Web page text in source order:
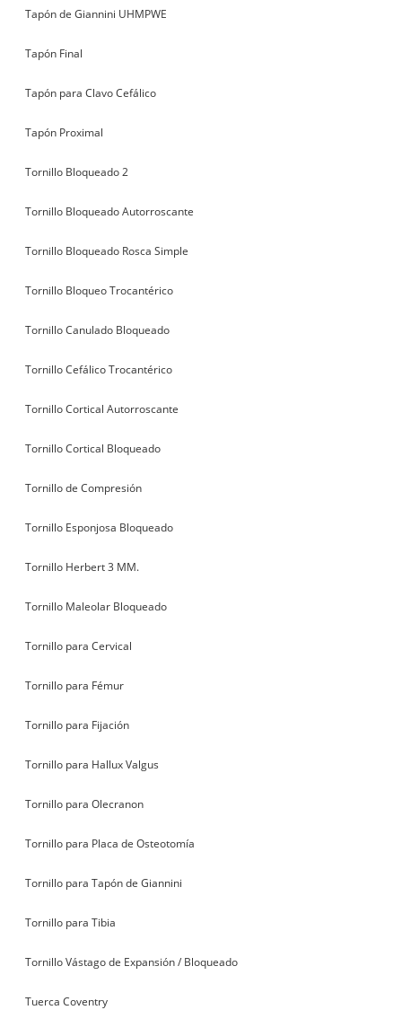
Tapón de Giannini UHMPWE
Tapón Final
Tapón para Clavo Cefálico
Tapón Proximal
Tornillo Bloqueado 2
Tornillo Bloqueado Autorroscante
Tornillo Bloqueado Rosca Simple
Tornillo Bloqueo Trocantérico
Tornillo Canulado Bloqueado
Tornillo Cefálico Trocantérico
Tornillo Cortical Autorroscante
Tornillo Cortical Bloqueado
Tornillo de Compresión
Tornillo Esponjosa Bloqueado
Tornillo Herbert 3 MM.
Tornillo Maleolar Bloqueado
Tornillo para Cervical
Tornillo para Fémur
Tornillo para Fijación
Tornillo para Hallux Valgus
Tornillo para Olecranon
Tornillo para Placa de Osteotomía
Tornillo para Tapón de Giannini
Tornillo para Tibia
Tornillo Vástago de Expansión / Bloqueado
Tuerca Coventry